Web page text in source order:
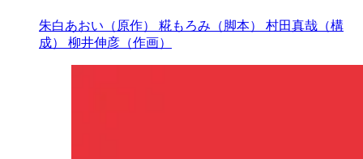
朱白あおい（原作） 糀もろみ（脚本） 村田真哉（構
成） 柳井伸彦（作画）